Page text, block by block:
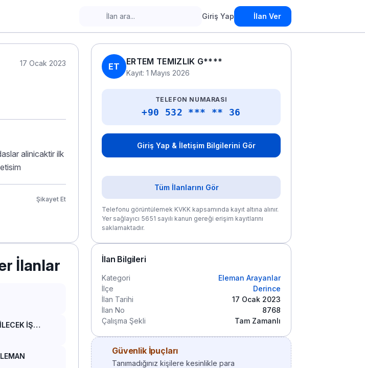
Giriş Yap İlan Ver
17 Ocak 2023
alinicaktir ilk
Şikayet Et
ET
ERTEM TEMIZLIK G****
Kayıt: 1 Mayıs 2026
TELEFON NUMARASI
+90 532 *** ** 36
Giriş Yap & İletişim Bilgilerini Gör
Tüm İlanlarını Gör
Telefonu görüntülemek KVKK kapsamında kayıt altına alınır.
Yer sağlayıcı 5651 sayılı kanun gereği erişim kayıtlarını
saklamaktadır.
İlan Bilgileri
Kategori
Eleman Arayanlar
İlçe
Derince
İlan Tarihi
17 Ocak 2023
İlan No
8768
Çalışma Şekli
Tam Zamanlı
Güvenlik İpuçları
Tanımadığınız kişilere kesinlikle para
İlanlar
İŞ